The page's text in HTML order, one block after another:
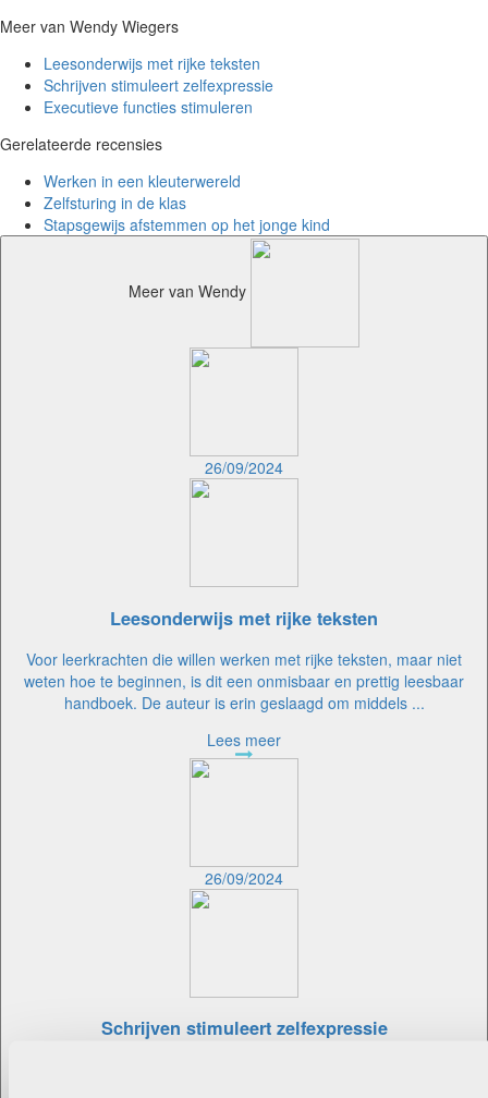
Meer van Wendy Wiegers
Leesonderwijs met rijke teksten
Schrijven stimuleert zelfexpressie
Executieve functies stimuleren
Gerelateerde recensies
Werken in een kleuterwereld
Zelfsturing in de klas
Stapsgewijs afstemmen op het jonge kind
Meer van Wendy
26/09/2024
Leesonderwijs met rijke teksten
Voor leerkrachten die willen werken met rijke teksten, maar niet
weten hoe te beginnen, is dit een onmisbaar en prettig leesbaar
handboek. De auteur is erin geslaagd om middels ...
Lees meer
26/09/2024
Schrijven stimuleert zelfexpressie